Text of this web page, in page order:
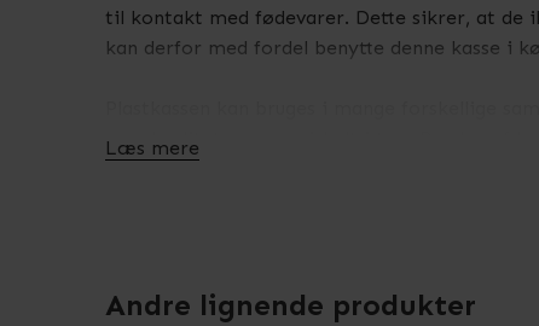
til kontakt med fødevarer. Dette sikrer, at de
kan derfor med fordel benytte denne kasse i
men kvaliteten er også helt i top. Bunden af
opbevaring af dine fødevare, kan du tilkøbe
Se også specifikationer for dette produkt, for
Læs mere
Andre lignende produkter